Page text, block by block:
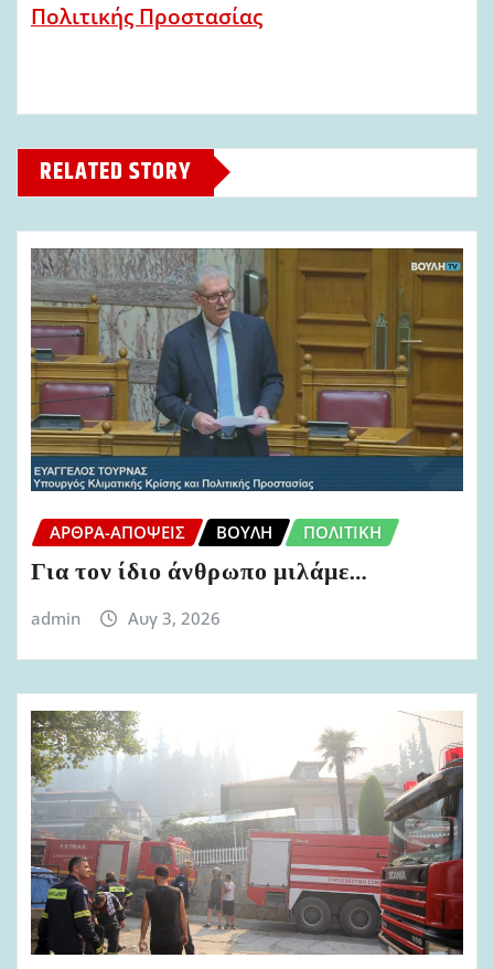
Πολιτικής Προστασίας
RELATED STORY
ΆΡΘΡΑ-ΑΠΌΨΕΙΣ ΒΟΥΛΉ ΠΟΛΙΤΙΚΉ
Για τον ίδιο άνθρωπο μιλάμε…
admin Αυγ 3, 2026